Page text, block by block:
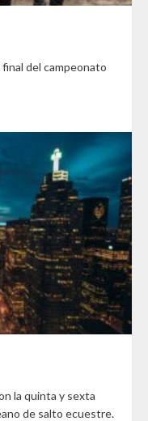
del campeonato
la quinta y sexta
de salto ecuestre.